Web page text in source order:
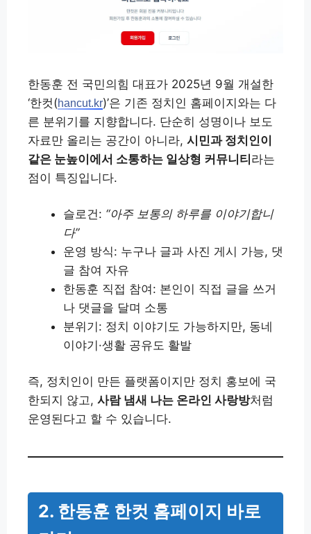
한동훈 전 국민의힘 대표가 2025년 9월 개설한
‘한컷(hancut.kr)’은 기존 정치인 홈페이지와는 다
른 분위기를 지향합니다. 단순히 성명이나 보도
자료만 올리는 공간이 아니라, 시민과 정치인이
같은 눈높이에서 소통하는 일상형 커뮤니티라는
점이 특징입니다.
슬로건: “아주 보통의 하루를 이야기합니
다”
운영 방식: 누구나 글과 사진 게시 가능, 댓
글 참여 자유
한동훈 직접 참여: 본인이 직접 글을 쓰거
나 댓글을 달며 소통
분위기: 정치 이야기도 가능하지만, 동네
이야기·생활 공유도 활발
즉, 정치인이 만든 플랫폼이지만 정치 홍보에 국
한되지 않고, 사람 냄새 나는 온라인 사랑방처럼
운영된다고 할 수 있습니다.
2. 한동훈 한컷 홈페이지 바로